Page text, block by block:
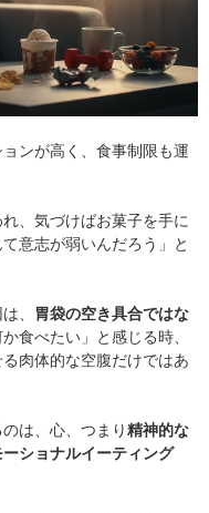
ンが高く、食事制限も運
、気づけばお菓子を手に
意志が弱いんだろう」と
、
胃袋の空き具合ではな
食べたい」と感じる時、
肉体的な空腹だけではあ
は、心、つまり精神的な
ーショナルイーティング